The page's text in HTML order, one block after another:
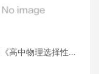
高中物理选择性必